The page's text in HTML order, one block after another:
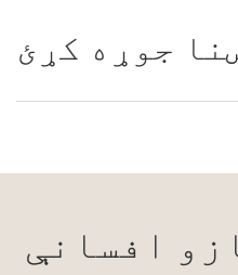
جوړه کړئ
افسانې